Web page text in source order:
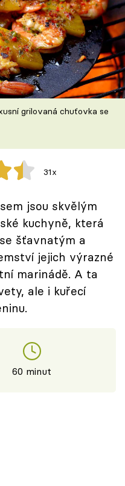
grilovaná chuťovka se
31x
jsou skvělým
kuchyně, která
šťavnatým a
jejich výrazné
marinádě. A ta
ale i kuřecí
60 minut